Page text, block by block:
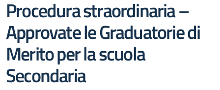
Procedura straordinaria –
Approvate le Graduatorie di
Merito per la scuola
Secondaria